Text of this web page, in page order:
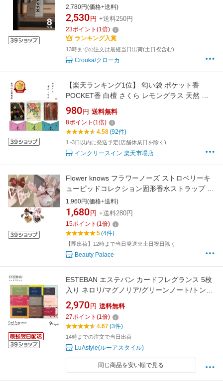
ー ホームフレグランス
2,780円(価格+送料)
2,530 円 +送料250円
23ポイント (1倍)
ランキング入賞
13時までの注文は最短当日出荷(土日祝含む)
Crouka/クローカ
【楽天ランキング1位】 匂い袋 ポケット香
POCKET香 白檀 さくら レモングラス 天然 香
原料 アロマ 香り袋 サクラ 桜 サンダルウッド
カード フレグランス 携帯用 バッグ ポケット 着
物 和柄 エチケット 身だしなみ 臭い消し お香
長川仁三郎商店 日本製 ミニレター 送料無料
980 円 送料無料
8ポイント (1倍)
4.58(92件)
1~3日以内に発送予定(店舗休業日を除く)
インクリースイン 楽天市場店
Flower knows フラワーノーズ ストロベリーキ
ューピッドコレクション固形香水ストラップ ク
リームのストラップ 人気 乙女心 メイクアップ
誕生日プレゼント 贈り物 イチゴキューピッド
シリーズ
1,960円(価格+送料)
1,680 円 +送料280円
15ポイント (1倍)
5(4件)
【即出荷】12時まで当日発送※土日祝日除く
Beauty Palace
ESTEBAN エステバン カードフレグランス 5枚
入り ネロリ/マグノリア/グリーンノート/トンカ/
サンタル/アグリューム/エスプリドテ/イリスカ
シミア/ピュアリネン アロマ フレグランス 香水
カード型 名刺 香り 小物 財布 定期入れ 手紙 プ
レゼント 男性 女性 ビジネスマン
2,970 円 送料無料
27ポイント (1倍)
4.67(3件)
14時までの注文で当日出荷
LuAstyle(ルーアスタイル)
同じ商品を安い順で見る